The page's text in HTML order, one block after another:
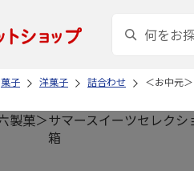
菓子 洋菓子 詰合わせ ＜お中元